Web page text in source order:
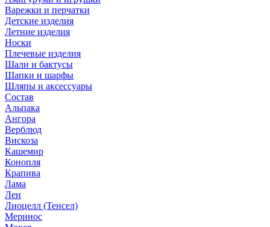
Варежки и перчатки
Детские изделия
Летние изделия
Носки
Плечевые изделия
Шали и бактусы
Шапки и шарфы
Шляпы и аксессуары
Состав
Альпака
Ангора
Верблюд
Вискоза
Кашемир
Конопля
Крапива
Лама
Лен
Лиоцелл (Тенсел)
Меринос